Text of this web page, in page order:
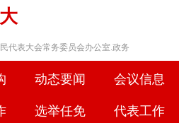
代表大会常务委员会办公室.政务
动态要闻 会议信息
选举任免 代表工作